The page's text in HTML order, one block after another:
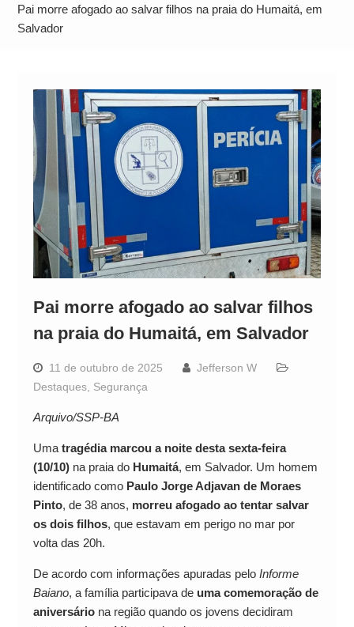
Alto
Pai morre afogado ao salvar filhos na praia do Humaitá, em
Salvador
Pai morre afogado ao salvar filhos
na praia do Humaitá, em Salvador
11 de outubro de 2025
Jefferson W
Destaques, Segurança
Arquivo/SSP-BA
Uma tragédia marcou a noite desta sexta-feira
(10/10)na praia do Humaitá, em Salvador. Um homem
identificado como Paulo Jorge Adjavan de Moraes
Pinto, de 38 anos, morreu afogado ao tentar salvar
os dois filhos, que estavam em perigo no mar por
volta das 20h.
De acordo com informações apuradas pelo Informe
Baiano, a família participava de uma comemoração de
aniversáriona região quando os jovens decidiram